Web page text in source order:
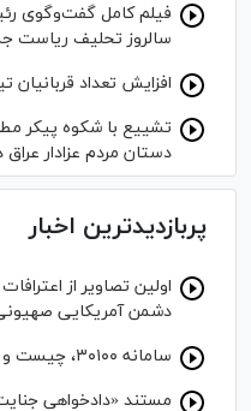
فیلم کامل گفت‌وگوی
سالروز تحلیف ریاست
افزایش تعداد قربانیان
تشییع با شکوه پیکر
دستان مردم عزادار عراق
پربازدیدترین اخبار
اولین تصاویر از
دشمن آمریکایی
سامانه ۳۰۱۰۰، چیست و چه زمانی به کار شما می‌آید؟
مستند «دادخواهی